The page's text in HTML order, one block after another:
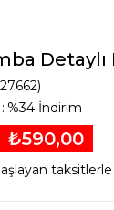
: %34 İndirim
₺590,00
taksitlerle